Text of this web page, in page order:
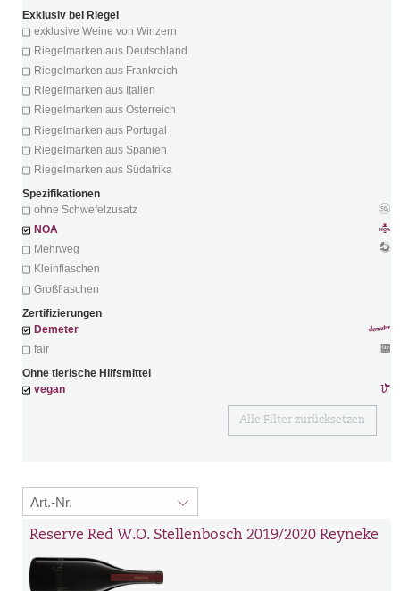
Exklusiv bei Riegel
exklusive Weine von Winzern
Riegelmarken aus Deutschland
Riegelmarken aus Frankreich
Riegelmarken aus Italien
Riegelmarken aus Österreich
Riegelmarken aus Portugal
Riegelmarken aus Spanien
Riegelmarken aus Südafrika
Spezifikationen
ohne Schwefelzusatz
NOA
Mehrweg
Kleinflaschen
Großflaschen
Zertifizierungen
Demeter
fair
Ohne tierische Hilfsmittel
vegan
Alle Filter zurücksetzen
Reserve Red W.O. Stellenbosch 2019/2020 Reyneke